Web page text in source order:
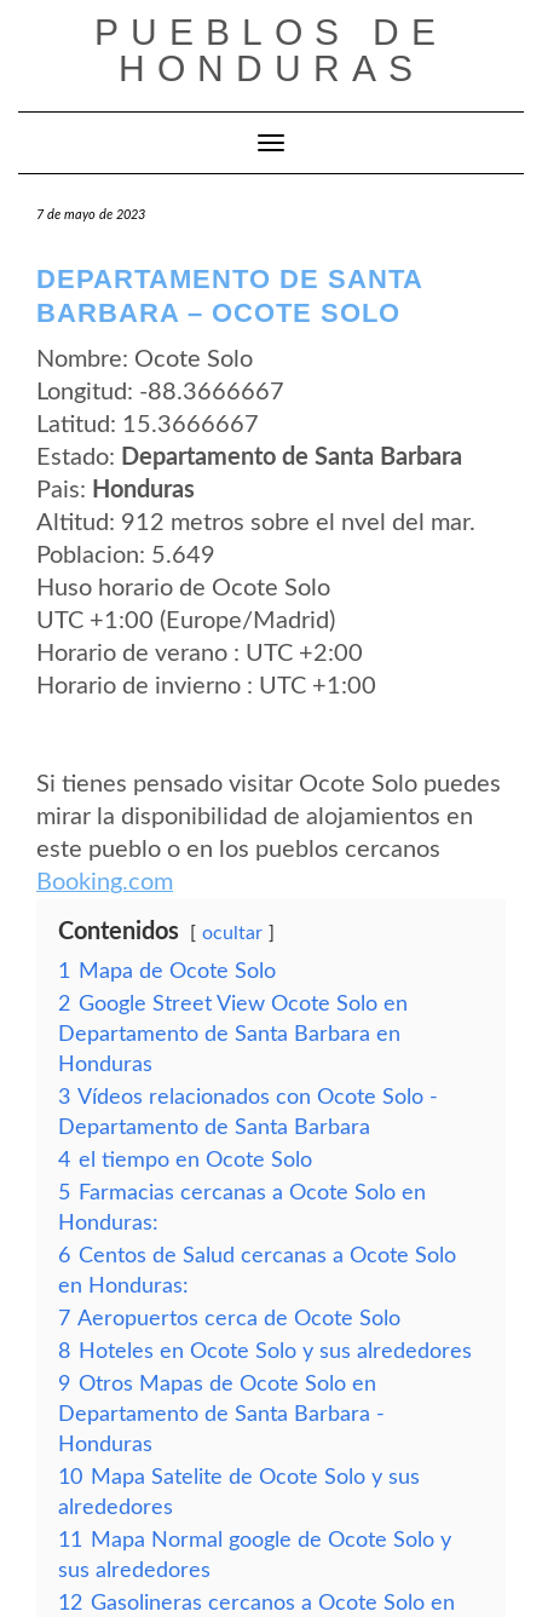
PUEBLOS DE
HONDURAS
Cambiar modo de navegación
7 de mayo de 2023
DEPARTAMENTO DE SANTA
BARBARA – OCOTE SOLO
Nombre: Ocote Solo
Longitud: -88.3666667
Latitud: 15.3666667
Estado: Departamento de Santa Barbara
Pais: Honduras
Altitud: 912 metros sobre el nvel del mar.
Poblacion: 5.649
Huso horario de Ocote Solo
UTC +1:00 (Europe/Madrid)
Horario de verano : UTC +2:00
Horario de invierno : UTC +1:00
Si tienes pensado visitar Ocote Solo puedes
mirar la disponibilidad de alojamientos en
este pueblo o en los pueblos cercanos
Booking.com
Contenidos ocultar
1
Mapa de Ocote Solo
2 Google Street View Ocote Solo en
Departamento de Santa Barbara en
Honduras
3 Vídeos relacionados con Ocote Solo -
Departamento de Santa Barbara
4 el tiempo en Ocote Solo
5 Farmacias cercanas a Ocote Solo en
Honduras:
6 Centos de Salud cercanas a Ocote Solo
en Honduras:
7 Aeropuertos cerca de Ocote Solo
8 Hoteles en Ocote Solo y sus alrededores
9 Otros Mapas de Ocote Solo en
Departamento de Santa Barbara -
Honduras
10 Mapa Satelite de Ocote Solo y sus
alrededores
11
Mapa Normal google de Ocote Solo y
sus alrededores
12 Gasolineras cercanos a Ocote Solo en